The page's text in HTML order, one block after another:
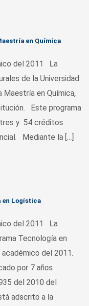
en Química
del 2011 La
de la Universidad
Maestría en Química,
Este programa
y 54 créditos
Mediante la […]
en Logística
del 2011 La
Tecnología en
del 2011.
por 7 años
del 2010 del
adscrito a la